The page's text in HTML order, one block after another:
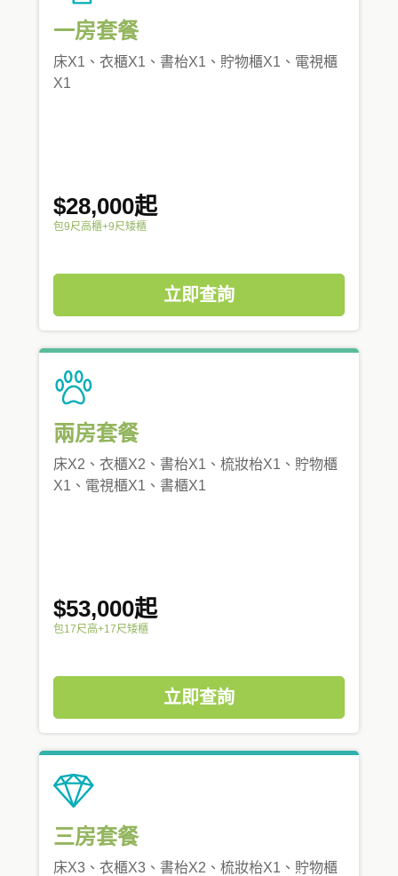
一房套餐
床X1、衣櫃X1、書枱X1、貯物櫃X1、電視櫃
X1
$28,000起
包9尺高櫃+9尺矮櫃
立即查詢
兩房套餐
床X2、衣櫃X2、書枱X1、梳妝枱X1、貯物櫃
X1、電視櫃X1、書櫃X1
$53,000起
包17尺高+17尺矮櫃
立即查詢
三房套餐
床X3、衣櫃X3、書枱X2、梳妝枱X1、貯物櫃